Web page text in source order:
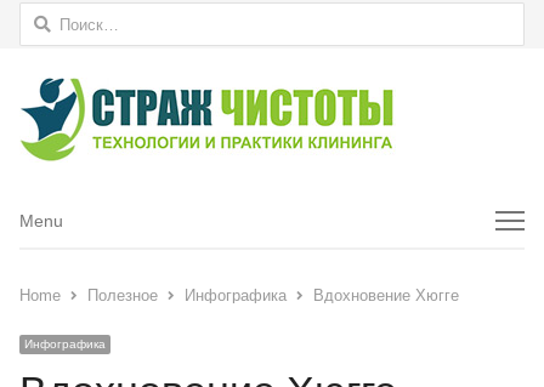
Найти:
Menu
Menu
Home Полезное Инфографика Вдохновение Хюгге
Инфографика